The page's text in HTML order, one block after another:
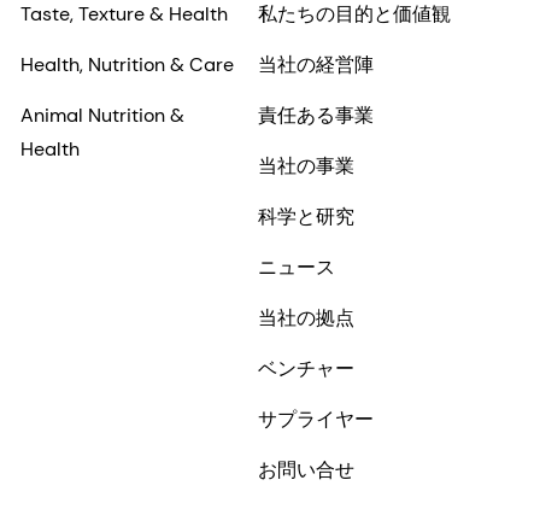
Taste, Texture & Health
Health, Nutrition & Care
Animal Nutrition &
Health
私たちの目的と価値観
当社の経営陣
責任ある事業
当社の事業
科学と研究
ニュース
当社の拠点
ベンチャー
サプライヤー
お問い合せ